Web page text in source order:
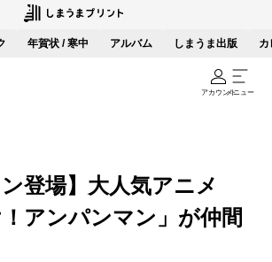
年賀状 / 寒中 アルバム しまうま出版 カ
アカウントメニュー
ン登場】大人気アニメ
！アンパンマン」が仲間